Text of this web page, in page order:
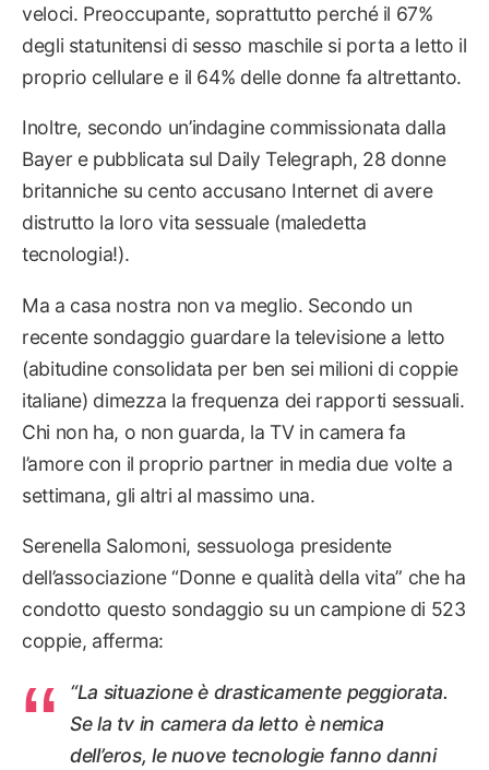
veloci. Preoccupante, soprattutto perché il 67%
degli statunitensi di sesso maschile si porta a letto il
proprio cellulare e il 64% delle donne fa altrettanto.
Inoltre, secondo un’indagine commissionata dalla
Bayer e pubblicata sul Daily Telegraph, 28 donne
britanniche su cento accusano Internet di avere
distrutto la loro vita sessuale (maledetta
tecnologia!).
Ma a casa nostra non va meglio. Secondo un
recente sondaggio guardare la televisione a letto
(abitudine consolidata per ben sei milioni di coppie
italiane) dimezza la frequenza dei rapporti sessuali.
Chi non ha, o non guarda, la TV in camera fa
l’amore con il proprio partner in media due volte a
settimana, gli altri al massimo una.
Serenella Salomoni, sessuologa presidente
dell’associazione “Donne e qualità della vita” che ha
condotto questo sondaggio su un campione di 523
coppie, afferma:
“La situazione è drasticamente peggiorata.
Se la tv in camera da letto è nemica
dell’eros, le nuove tecnologie fanno danni